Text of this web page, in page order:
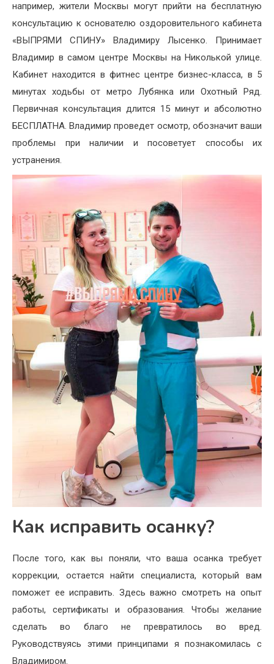
например, жители Москвы могут прийти на бесплатную
консультацию к основателю оздоровительного кабинета
«ВЫПРЯМИ СПИНУ» Владимиру Лысенко. Принимает
Владимир в самом центре Москвы на Николькой улице.
Кабинет находится в фитнес центре бизнес-класса, в 5
минутах ходьбы от метро Лубянка или Охотный Ряд.
Первичная консультация длится 15 минут и абсолютно
БЕСПЛАТНА. Владимир проведет осмотр, обозначит ваши
проблемы при наличии и посоветует способы их
устранения.
Как исправить осанку?
После того, как вы поняли, что ваша осанка требует
коррекции, остается найти специалиста, который вам
поможет ее исправить. Здесь важно смотреть на опыт
работы, сертификаты и образования. Чтобы желание
сделать во благо не превратилось во вред.
Руководствуясь этими принципами я познакомилась с
Владимиром.